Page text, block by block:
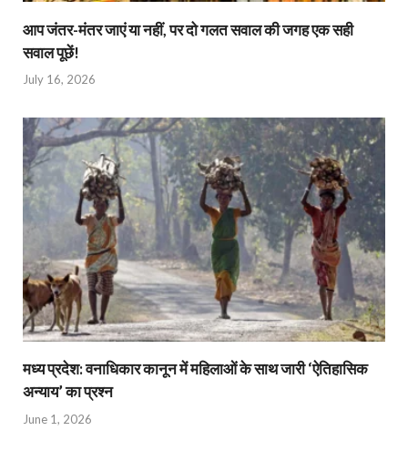
आप जंतर-मंतर जाएं या नहीं, पर दो गलत सवाल की जगह एक सही
सवाल पूछें!
July 16, 2026
मध्य प्रदेश: वनाधिकार कानून में महिलाओं के साथ जारी ‘ऐतिहासिक
अन्याय’ का प्रश्न
June 1, 2026